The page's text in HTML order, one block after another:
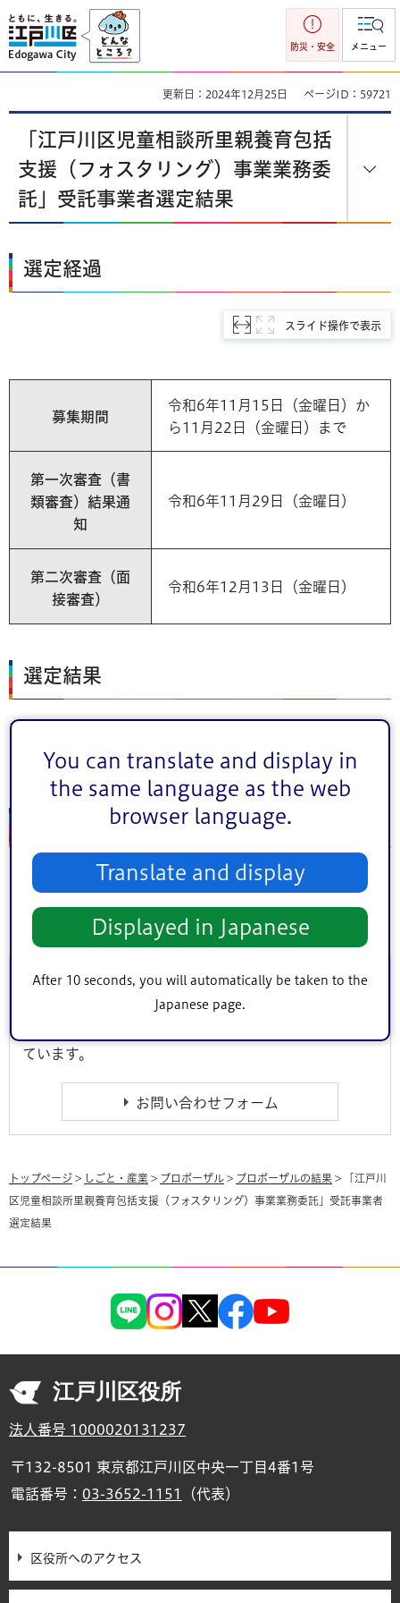
You can translate and display in
the same language as the web
browser language.
Translate and display
Displayed in Japanese
After 10 seconds, you will automatically be taken to the
Japanese page.
江戸川区
防災・安全 メニュー
更新日：2024年12月25日 ページID：59721
「江戸川区児童相談所里親養育包括
支援（フォスタリング）事業業務委
託」受託事業者選定結果
選定経過
スライド操作で表示
募集期間
令和6年11月15日（金曜日）か
ら11月22日（金曜日）まで
第一次審査（書
類審査）結果通
知
令和6年11月29日（金曜日）
第二次審査（面
接審査）
令和6年12月13日（金曜日）
選定結果
次の事業者を優先協議者に選定しました。
社会福祉法人二葉保育園
子ども家庭部援助課里親支援係
電話：03-5678-1810（代表）
このページに関するお問い合わせ
ています。
トップページ > しごと・産業 > プロポーザル > プロポーザルの結果 > 「江戸川
区児童相談所里親養育包括支援（フォスタリング）事業業務委託」受託事業者
選定結果
江戸川区役所
法人番号 1000020131237
〒132-8501 東京都江戸川区中央一丁目4番1号
電話番号： 03-3652-1151 （代表）
区役所へのアクセス